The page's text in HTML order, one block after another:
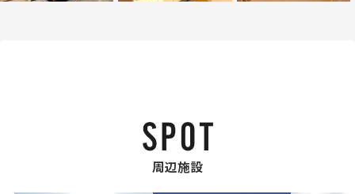
周辺施設